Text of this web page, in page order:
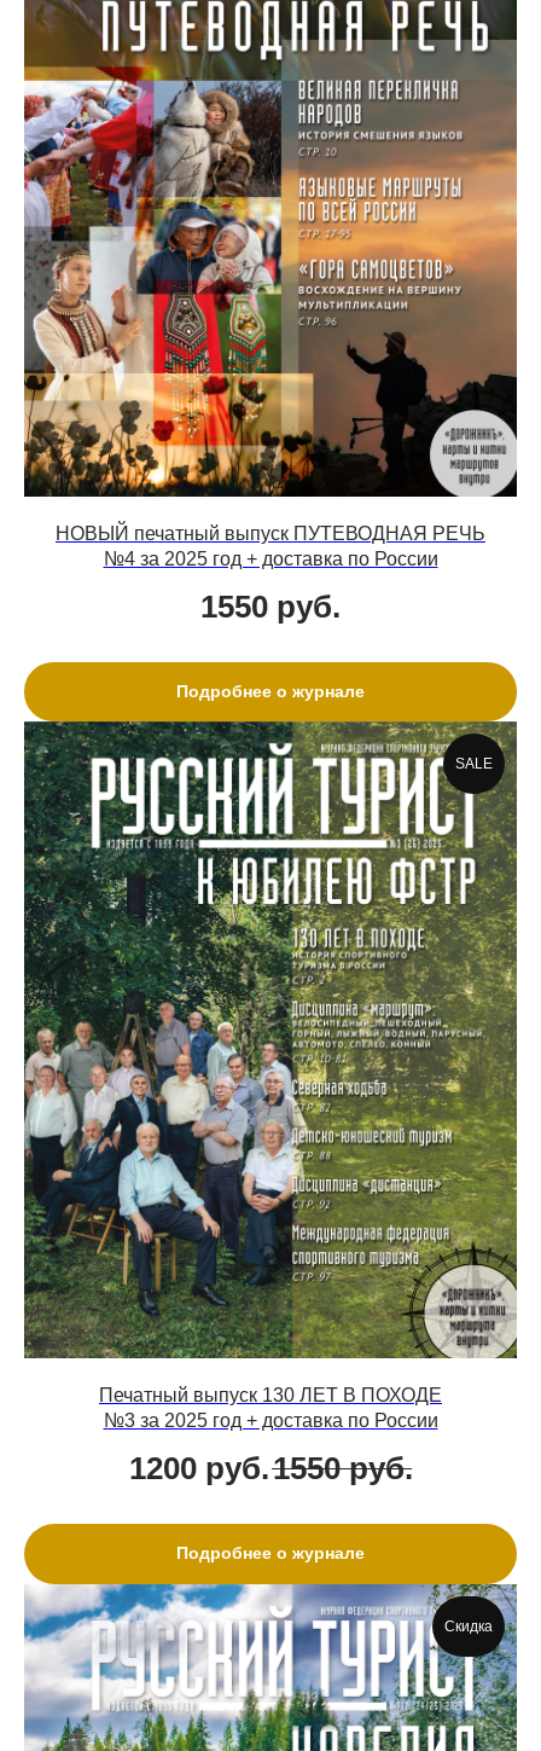
НОВЫЙ печатный выпуск ПУТЕВОДНАЯ РЕЧЬ
№4 за 2025 год + доставка по России
1550 руб.
Подробнее о журнале
SALE
Печатный выпуск 130 ЛЕТ В ПОХОДЕ
№3 за 2025 год + доставка по России
1200 руб.1550 руб.
Подробнее о журнале
Скидка